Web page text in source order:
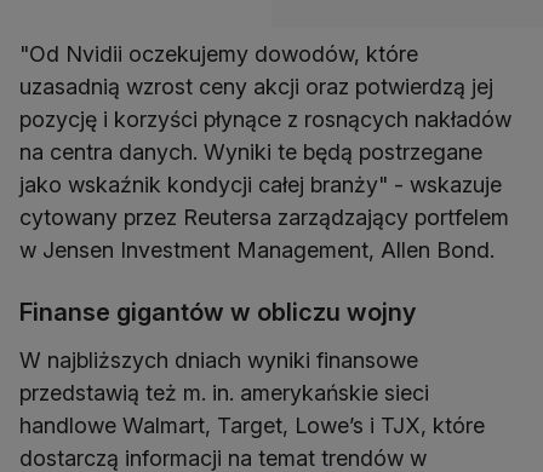
"Od Nvidii oczekujemy dowodów, które
uzasadnią wzrost ceny akcji oraz potwierdzą jej
pozycję i korzyści płynące z rosnących nakładów
na centra danych. Wyniki te będą postrzegane
jako wskaźnik kondycji całej branży" - wskazuje
cytowany przez Reutersa zarządzający portfelem
w Jensen Investment Management, Allen Bond.
Finanse gigantów w obliczu wojny
W najbliższych dniach wyniki finansowe
przedstawią też m. in. amerykańskie sieci
handlowe Walmart, Target, Lowe’s i TJX, które
dostarczą informacji na temat trendów w